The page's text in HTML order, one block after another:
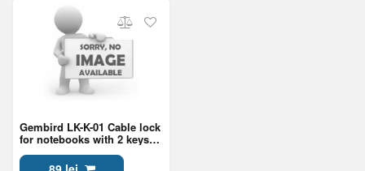
Gembird LK-K-01 Cable lock
for notebooks with 2 keys
included, 4 mm steel cable